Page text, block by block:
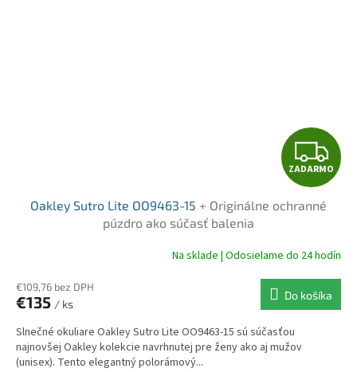
Z
A
A
R
M
ZADARMO
Oakley Sutro Lite OO9463-15 + Originálne ochranné
púzdro ako súčasť balenia
Na sklade | Odosielame do 24 hodín
€109,76 bez DPH
€135 / ks
Do košíka
Slnečné okuliare Oakley Sutro Lite OO9463-15 sú súčasťou
najnovšej Oakley kolekcie navrhnutej pre ženy ako aj mužov
(unisex). Tento elegantný polorámový...